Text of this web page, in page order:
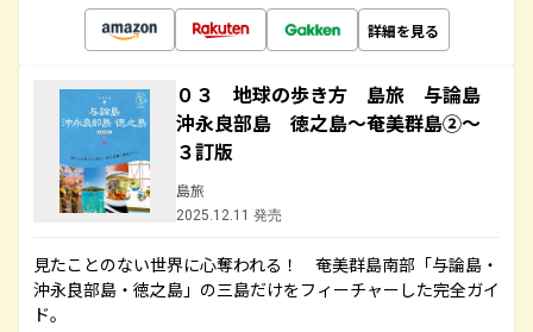
詳細を見る
０３ 地球の歩き方 島旅 与論島
沖永良部島 徳之島～奄美群島②～
３訂版
島旅
2025.12.11 発売
見たことのない世界に心奪われる！ 奄美群島南部「与論島・
沖永良部島・徳之島」の三島だけをフィーチャーした完全ガイ
ド。